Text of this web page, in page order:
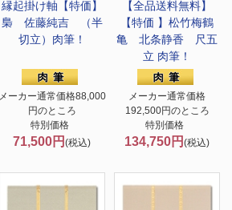
縁起掛け軸 【特価】
梟 佐藤純吉 （半
切立）肉筆！
メーカー通常価格88,000
円のところ
特別価格
71,500円(税込)
【全品送料無料】
【特価 】松竹梅鶴
亀 北条静香 尺五
立 肉筆！
メーカー通常価格
192,500円のところ
特別価格
134,750円(税込)